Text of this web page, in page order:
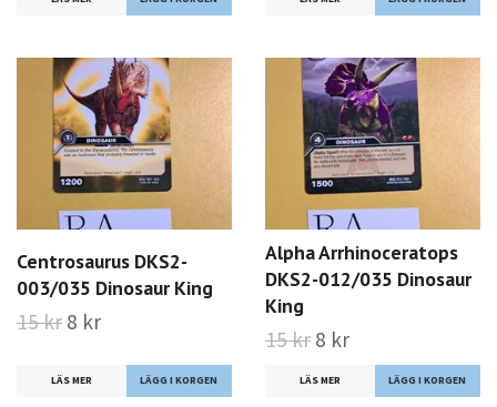
Centrosaurus DKS2-
003/035 Dinosaur King
15 kr 8 kr
LÄS MER
Alpha Arrhinoceratops
DKS2-012/035 Dinosaur
King
15 kr 8 kr
LÄS MER